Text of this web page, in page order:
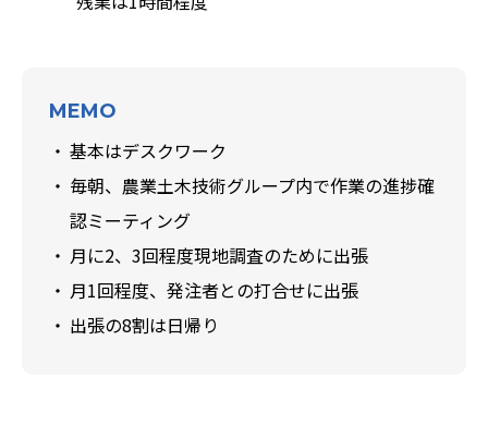
MEMO
基本はデスクワーク
毎朝、農業土木技術グループ内で作業の進捗確
認ミーティング
月に2、3回程度現地調査のために出張
月1回程度、発注者との打合せに出張
出張の8割は日帰り